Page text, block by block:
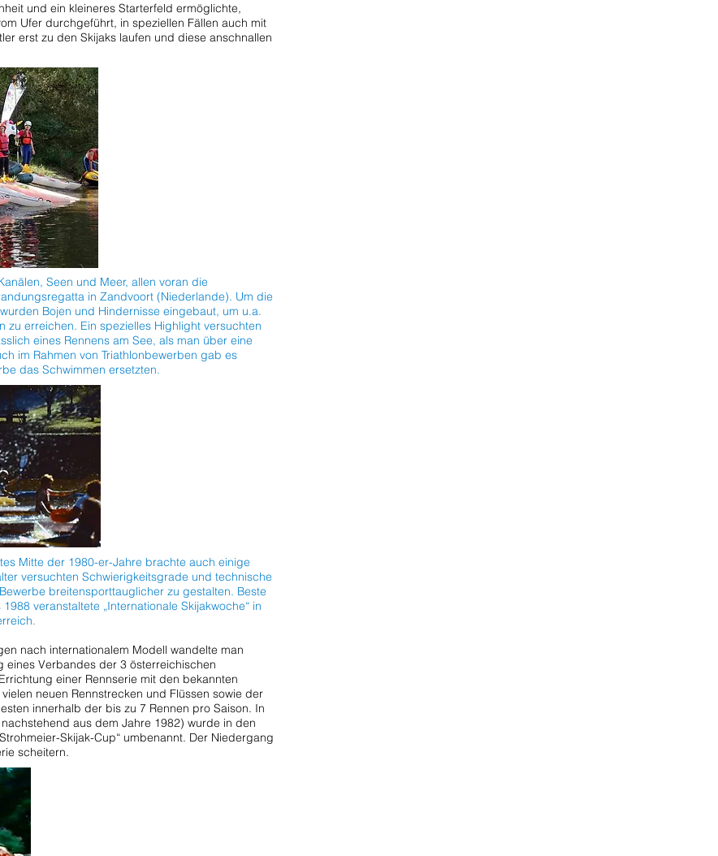
und ein kleineres Starterfeld ermöglichte,
Ufer durchgeführt, in speziellen Fällen auch mit
erst zu den Skijaks laufen und diese anschnallen
Seen und Meer, allen voran die
in Zandvoort (Niederlande). Um die
Bojen und Hindernisse eingebaut, um u.a.
zu erreichen. Ein spezielles Highlight versuchten
eines Rennens am See, als man über eine
im Rahmen von Triathlonbewerben gab es
das Schwimmen ersetzten.
Mitte der 1980-er-Jahre brachte auch einige
versuchten Schwierigkeitsgrade und technische
breitensporttauglicher zu gestalten. Beste
veranstaltete „Internationale Skijakwoche“ in
nach internationalem Modell wandelte man
Verbandes der 3 österreichischen
einer Rennserie mit den bekannten
neuen Rennstrecken und Flüssen sowie der
innerhalb der bis zu 7 Rennen pro Saison. In
aus dem Jahre 1982) wurde in den
Skijak-Cup“ umbenannt. Der Niedergang
scheitern.